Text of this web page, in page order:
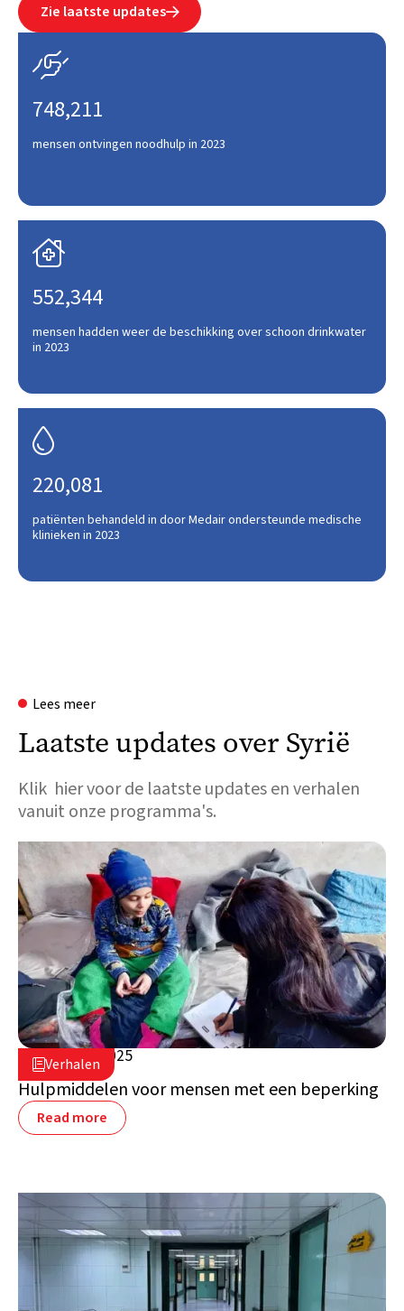
Zie laatste updates

748,211
mensen ontvingen noodhulp in 2023

552,344
mensen hadden weer de beschikking over schoon drinkwater
in 2023

220,081
patiënten behandeld in door Medair ondersteunde medische
klinieken in 2023
Lees meer
Laatste updates over Syrië
Klik hier voor de laatste updates en verhalen
vanuit onze programma's.
Verhalen
6 oktober 2025
Syrië
Hulpmiddelen voor mensen met een beperking
Read more